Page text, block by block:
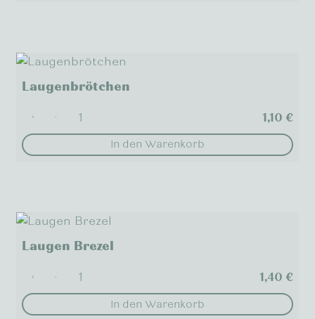
Laugenbrötchen
+ - 1,10€
In den Warenkorb
Laugen Brezel
+ - 1,40€
In den Warenkorb